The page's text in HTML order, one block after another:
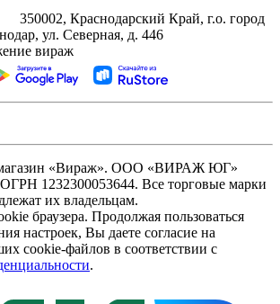
350002, Краснодарский Край, г.о. город
ул. Северная, д. 446
вираж
«Вираж». ООО «ВИРАЖ ЮГ»
1232300053644. Все торговые марки
их владельцам.
браузера. Продолжая пользоваться
настроек, Вы даете согласие на
cookie-файлов в соответствии с
.